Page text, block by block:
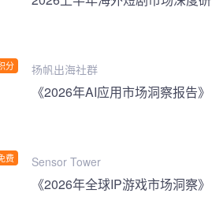
分 扬帆出海社群
费
《2026年AI应用市场洞察报告》
Sensor Tower
《2026年全球IP游戏市场洞察》